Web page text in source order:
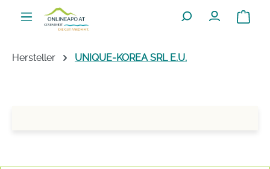
Zum Hauptinhalt springen
Hersteller UNIQUE-KOREA SRL E.U.